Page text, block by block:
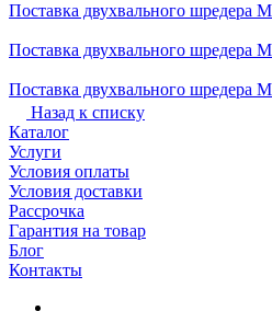
Поставка двухвального шредера
Поставка двухвального шредера
Поставка двухвального шредера
Назад к списку
Каталог
Услуги
Условия оплаты
Условия доставки
Рассрочка
Гарантия на товар
Блог
Контакты